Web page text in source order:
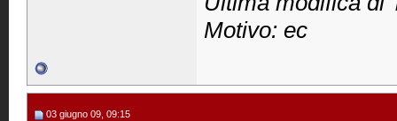
Motivo: ec
03 giugno 09, 09:15